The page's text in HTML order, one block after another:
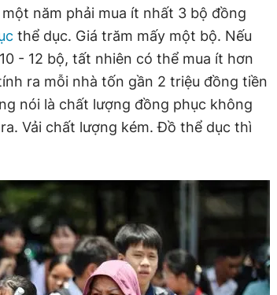
năm phải mua ít nhất 3 bộ đồng
thể dục. Giá trăm mấy một bộ. Nếu
- 12 bộ, tất nhiên có thể mua ít hơn
ra mỗi nhà tốn gần 2 triệu đồng tiền
nói là chất lượng đồng phục không
Vải chất lượng kém. Đồ thể dục thì